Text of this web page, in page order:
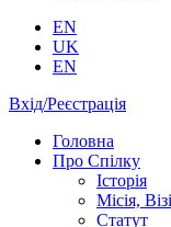
EN
UK
EN
Вхід/Реєстрація
Головна
Про Спілку
Історія
Місія,
Статут